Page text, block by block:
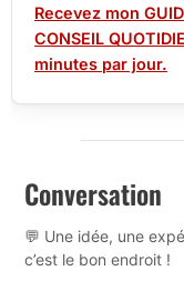
Recevez mon
CONSEIL
minutes par jour.
Conversation
💬 Une idée, une
c’est le bon endroit !